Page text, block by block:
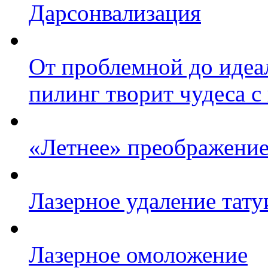
Дарсонвализация
От проблемной до
пилинг творит чудеса
«Летнее»
Лазерное удаление
Лазерное омоложение